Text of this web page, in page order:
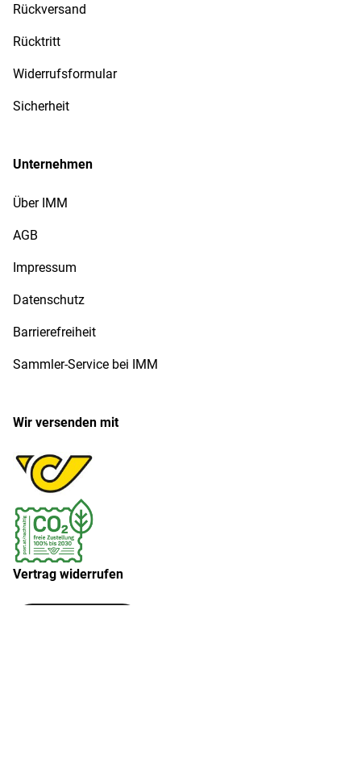
Rückversand
Rücktritt
Widerrufsformular
Sicherheit
Unternehmen
Über IMM
AGB
Impressum
Datenschutz
Barrierefreiheit
Sammler-Service bei IMM
Wir versenden mit
Vertrag widerrufen